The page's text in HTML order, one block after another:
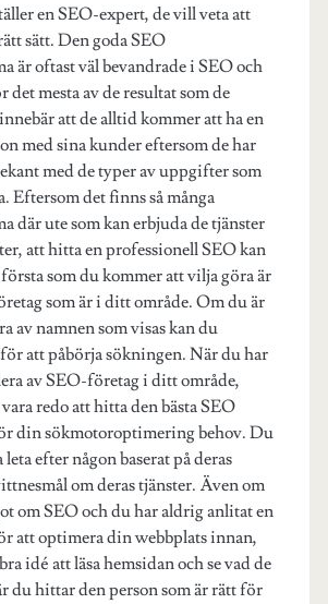
en SEO-expert, de vill veta att
sätt. Den goda SEO
är oftast väl bevandrade i SEO och
det mesta av de resultat som de
att de alltid kommer att ha en
med sina kunder eftersom de har
med de typer av uppgifter som
Eftersom det finns så många
där ute som kan erbjuda de tjänster
att hitta en professionell SEO kan
som du kommer att vilja göra är
som är i ditt område. Om du är
av namnen som visas kan du
för att påbörja sökningen. När du har
av SEO-företag i ditt område,
redo att hitta den bästa SEO
din sökmotoroptimering behov. Du
efter någon baserat på deras
om deras tjänster. Även om
om SEO och du har aldrig anlitat en
att optimera din webbplats innan,
idé att läsa hemsidan och se vad de
du hittar den person som är rätt för